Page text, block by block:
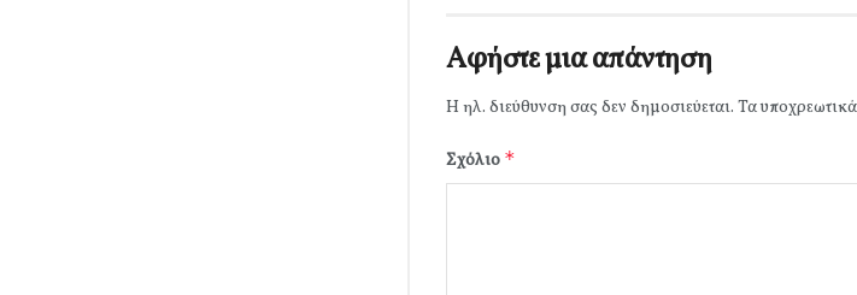
Αφήστε μια απάντηση
Η ηλ. διεύθυνση σας δεν δημοσιεύεται. Τα
Σχόλιο *